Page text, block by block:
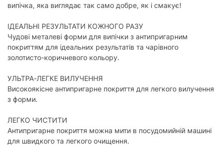
випічка, яка виглядає так само добре, як і смакує!
ІДЕАЛЬНІ РЕЗУЛЬТАТИ КОЖНОГО РАЗУ
Чудові металеві форми для випічки з антипригарним
покриттям для ідеальних результатів та чарівного
золотисто-коричневого кольору.
УЛЬТРА-ЛЕГКЕ ВИЛУЧЕННЯ
Високоякісне антипригарне покриття для легкого вилучення
з форми.
ЛЕГКО ЧИСТИТИ
Антипригарне покриття можна мити в посудомийній машині
для швидкого та легкого очищення.